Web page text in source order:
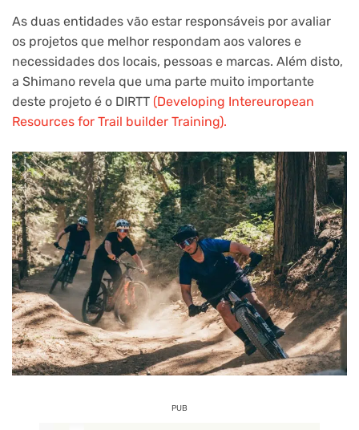
As duas entidades vão estar responsáveis por avaliar
os projetos que melhor respondam aos valores e
necessidades dos locais, pessoas e marcas. Além disto,
a Shimano revela que uma parte muito importante
deste projeto é o DIRTT (Developing Intereuropean
Resources for Trail builder Training).
PUB